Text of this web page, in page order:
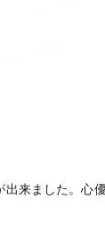
出来ました。心